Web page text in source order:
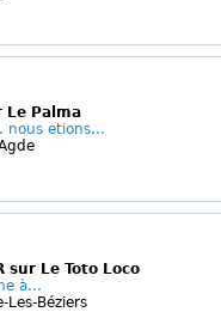
Le Palma
nous etions...
sur Le Toto Loco
à...
Les-Béziers